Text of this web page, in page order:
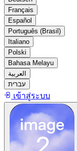
Français
Español
Português (Brasil)
Italiano
Polski
Bahasa Melayu
العربية
עברית
เข้าสู่ระบบ